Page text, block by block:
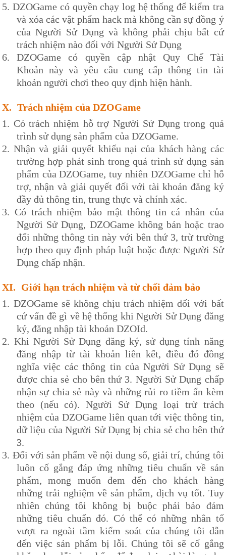
5. DZOGame có quyền chạy log hệ thống để kiểm tra
và xóa các vật phẩm hack mà không cần sự đồng ý
của Người Sử Dụng và không phải chịu bất cứ
trách nhiệm nào đối với Người Sử Dụng
6.
DZOGame có quyền cập nhật Quy Chế Tài
Khoản này và yêu cầu cung cấp thông tin tài
khoản người chơi theo quy định hiện hành.
X. Trách nhiệm củaDZOGame
1. Có trách nhiệm hỗ trợ Người Sử Dụng trong quá
trình sử dụng sản phẩm của DZOGame.
2. Nhận và giải quyết khiếu nại của khách hàng các
trường hợp phát sinh trong quá trình sử dụng sản
phẩm củaDZOGame, tuy nhiên DZOGame chỉ hỗ
trợ, nhận và giải quyết đối với tài khoản đăng ký
đầy đủ thông tin, trung thực và chính xác.
3. Có trách nhiệm bảo mật thông tin cá nhân của
Người Sử Dụng, DZOGame không bán hoặc trao
đổi những thông tin này với bên thứ 3, trừ trường
hợp theo quy định pháp luật hoặc được Người Sử
Dụng chấp nhận.
XI. Giới hạn trách nhiệm và từ chối đảm bảo
1. DZOGame sẽ không chịu trách nhiệm đối với bất
cứ vấn đề gì về hệ thống khi Người Sử Dụng đăng
ký, đăng nhập tài khoản DZOId.
2. Khi Người Sử Dụng đăng ký, sử dụng tính năng
đăng nhập từ tài khoản liên kết, điều đó đồng
nghĩa việc các thông tin của Người Sử Dụng sẽ
được chia sẻ cho bên thứ 3. Người Sử Dụng chấp
nhận sự chia sẻ này và những rủi ro tiềm ẩn kèm
theo (nếu có). Người Sử Dụng loại trừ trách
nhiệm của DZOGame liên quan tới việc thông tin,
dữ liệu của Người Sử Dụng bị chia sẻ cho bên thứ
3.
3. Đối với sản phẩm về nội dung số, giải trí, chúng tôi
luôn cố gắng đáp ứng những tiêu chuẩn về sản
phẩm, mong muốn đem đến cho khách hàng
những trải nghiệm về sản phẩm, dịch vụ tốt. Tuy
nhiên chúng tôi không bị buộc phải bảo đảm
những tiêu chuẩn đó. Có thể có những nhân tố
vượt ra ngoài tầm kiểm soát của chúng tôi dẫn
đến việc sản phẩm bị lỗi. Chúng tôi sẽ cố gắng